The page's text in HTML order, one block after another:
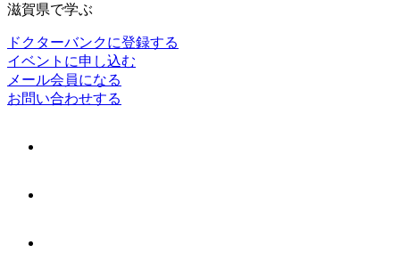
滋賀県で学ぶ
ドクターバンクに登録する
イベントに申し込む
メール会員になる
お問い合わせする